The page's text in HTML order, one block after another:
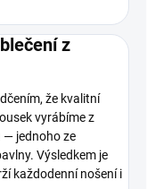
z
že kvalitní
vyrábíme z
— jednoho ze
Výsledkem je
každodenní nošení i